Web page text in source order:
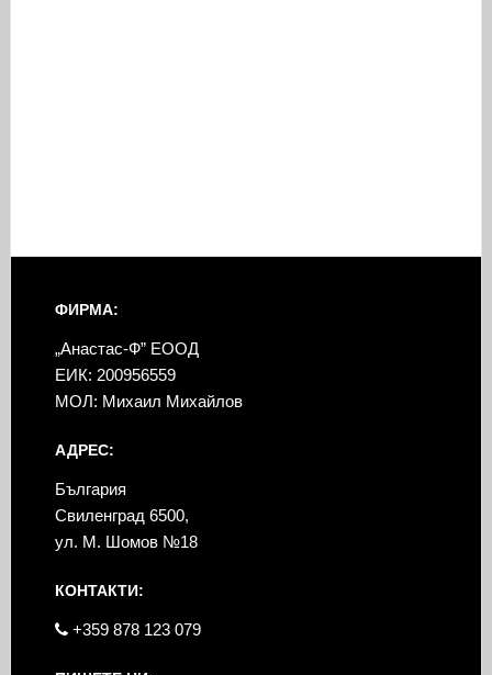
ФИРМА:
„Анастас-Ф” ЕООД
ЕИК: 200956559
МОЛ: Михаил Михайлов
АДРЕС:
България
Свиленград 6500,
ул. М. Шомов №18
КОНТАКТИ:
+359 878 123 079